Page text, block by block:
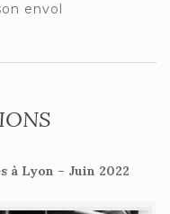
envol
à Lyon – Juin 2022